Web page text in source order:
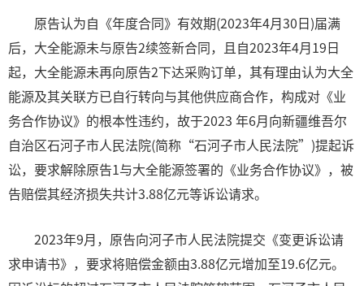
原告认为自《年度合同》有效期(2023年4月30日)届满
后，大全能源未与原告2续签新合同，且自2023年4月19日
起，大全能源未再向原告2下达采购订单，其有理由认为大全
能源及其关联方已自行转向与其他供应商合作，构成对《业
务合作协议》的根本性违约，故于2023 年6月向新疆维吾尔
自治区石河子市人民法院(简称“石河子市人民法院”)提起诉
讼，要求解除原告1与大全能源签署的《业务合作协议》，被
告赔偿其经济损失共计3.88亿元等诉讼请求。
2023年9月，原告向河子市人民法院提交《变更诉讼请
求申请书》，要求将赔偿金额由3.88亿元增加至19.6亿元。